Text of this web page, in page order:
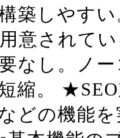
築しやす
意されて
なし。ノ
縮。
どの機能